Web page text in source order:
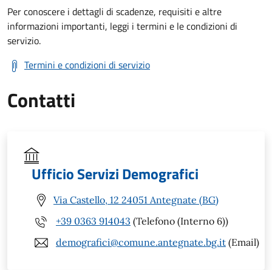
Per conoscere i dettagli di scadenze, requisiti e altre
informazioni importanti, leggi i termini e le condizioni di
servizio.
Termini e condizioni di servizio
Contatti
Ufficio Servizi Demografici
Via Castello, 12 24051 Antegnate (BG)
+39 0363 914043 (Telefono (Interno 6))
demografici@comune.antegnate.bg.it (Email)